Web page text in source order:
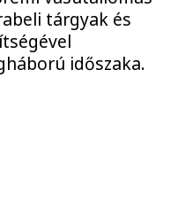
tárgyak és
időszaka.